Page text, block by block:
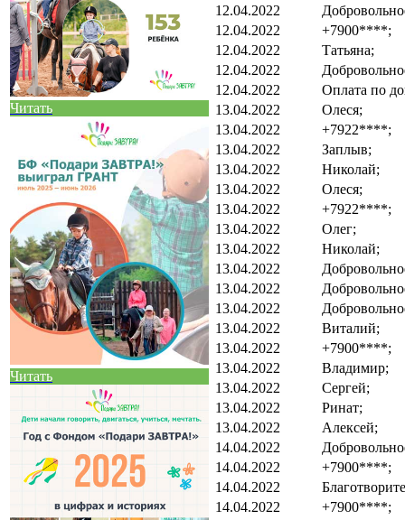
Читать
Читать
12.04.2022
12.04.2022
+7900****;
12.04.2022
Татьяна;
12.04.2022
12.04.2022
Оплата по
13.04.2022
Олеся;
13.04.2022
+7922****;
13.04.2022
Заплыв;
13.04.2022
Николай;
13.04.2022
Олеся;
13.04.2022
+7922****;
13.04.2022
Олег;
13.04.2022
Николай;
13.04.2022
13.04.2022
13.04.2022
13.04.2022
Виталий;
13.04.2022
+7900****;
13.04.2022
Владимир;
13.04.2022
Сергей;
13.04.2022
Ринат;
13.04.2022
Алексей;
14.04.2022
14.04.2022
+7900****;
14.04.2022
14.04.2022
+7900****;